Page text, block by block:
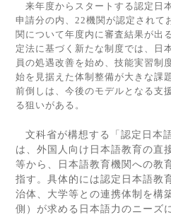
来年度からスタートする認定日
申請分の内、 22機関が認定されて
関について年度内に審査結果が出
定法に基づく新たな制度では、日
員の処遇改善を始め、技能実習制
始を見据えた体制整備が大きな課
前倒しは、今後のモデルとなる支
る狙いがある。
文科省が構想する「認定日本
は、外国人向け日本語教育の直
等から、日本語教育機関への教
指す。具体的には認定日本語教
治体、大学等との連携体制を構
側）が求める日本語力のニーズ